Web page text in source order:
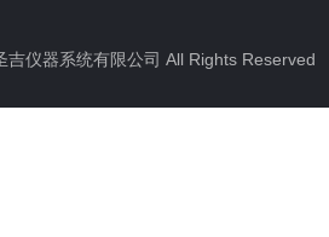
吉仪器系统有限公司 All Rights